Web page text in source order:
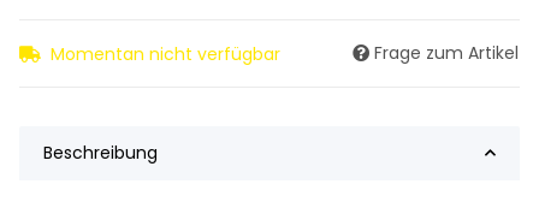
Momentan nicht verfügbar Frage zum Artikel
Beschreibung